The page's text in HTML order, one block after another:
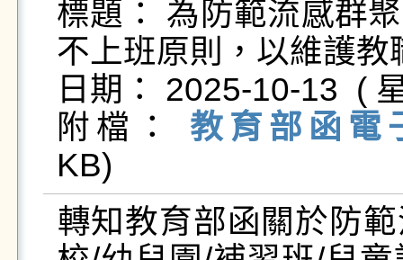
標題： 為防範流感群
不上班原則，以維護教
日期： 2025-10-13  (
附檔： 教育部函電
KB)
轉知教育部函關於防